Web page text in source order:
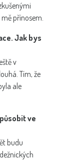
přínosem.
Jak bys
v
Tím, že
ale
ve
budu